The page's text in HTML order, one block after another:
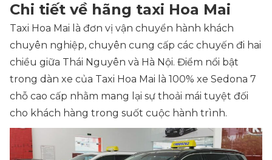
Chi tiết về hãng taxi Hoa Mai
Taxi Hoa Mai là đơn vị vận chuyển hành khách
chuyên nghiệp, chuyên cung cấp các chuyến đi hai
chiều giữa Thái Nguyên và Hà Nội. Điểm nổi bật
trong dàn xe của Taxi Hoa Mai là 100% xe Sedona 7
chỗ cao cấp nhằm mang lại sự thoải mái tuyệt đối
cho khách hàng trong suốt cuộc hành trình.